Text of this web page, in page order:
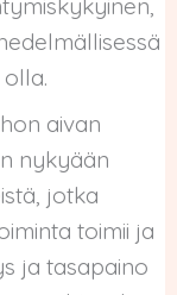
aivan
nykyään
jotka
toimii ja
ja tasapaino